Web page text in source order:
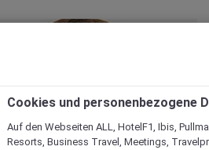
Cookies und personenbezogene
Auf den Webseiten ALL, HotelF1, Ibis,
Resorts, Business Travel, Meetings,